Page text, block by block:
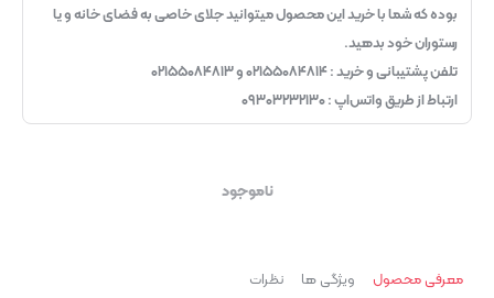
بوده که شما با خرید این محصول میتوانید جلای خاصی به فضای خانه و یا
رستوران خود بدهید.
تلفن پشتیبانی و خرید : ۰۲۱۵۵۰۸۴۸۱۴ و ۰۲۱۵۵۰۸۴۸۱۳
ارتباط از طریق واتس‌اپ : ۰۹۳۰۳۲۳۲۱۳۰
ناموجود
معرفی محصول ویژگی ها نظرات